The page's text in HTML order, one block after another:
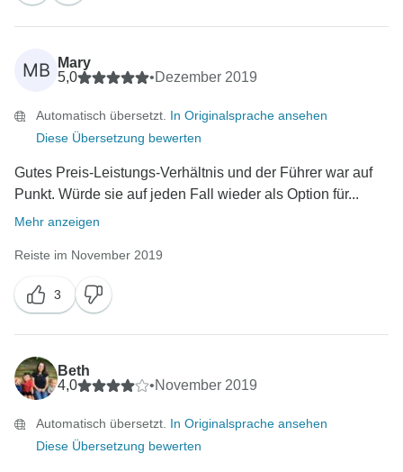
MB
Mary
5,0
•Dezember 2019
Automatisch übersetzt. In Originalsprache ansehen
Diese Übersetzung bewerten
Gutes Preis-Leistungs-Verhältnis und der Führer war auf
Punkt. Würde sie auf jeden Fall wieder als Option für...
Mehr anzeigen
Reiste im November 2019
3
Beth
4,0
•November 2019
Automatisch übersetzt. In Originalsprache ansehen
Diese Übersetzung bewerten